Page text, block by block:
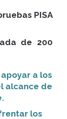
PISA
de 200
a los
alcance de
los